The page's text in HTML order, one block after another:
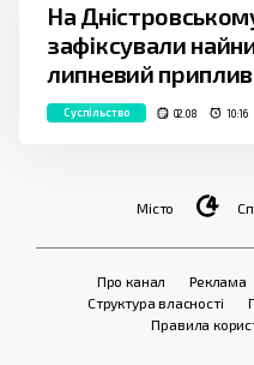
На
зафіксували
липневий
Суспільство 02.08 10:16
Місто
Про канал Реклама
Структура власності
Правила